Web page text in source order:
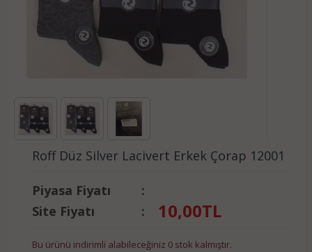
Roff Düz Silver Lacivert Erkek Çorap 12001
Piyasa Fiyatı
:
Site Fiyatı
: 10,00TL
Bu ürünü indirimli alabileceğiniz 0 stok kalmıştır.